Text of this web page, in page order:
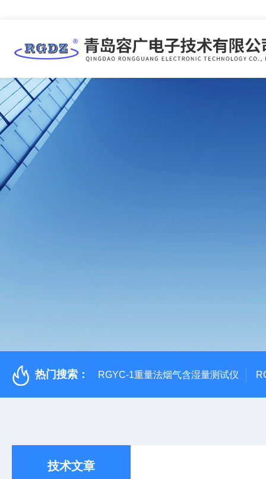
热门搜索： RGYC-1重量法烟气含湿量测试仪
技术文章